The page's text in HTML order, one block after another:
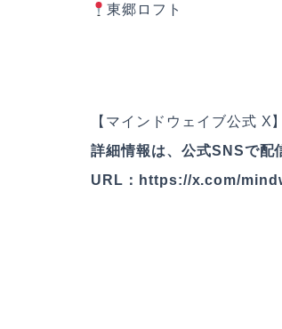
東郷ロフト
【マインドウェイブ公式 X】
詳細情報は、公式SNSで配
URL： https://x.com/